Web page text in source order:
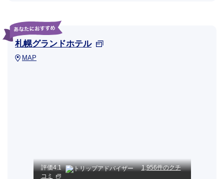
札幌グランドホテル
MAP
評価4.1
1,956件のクチ
コミ